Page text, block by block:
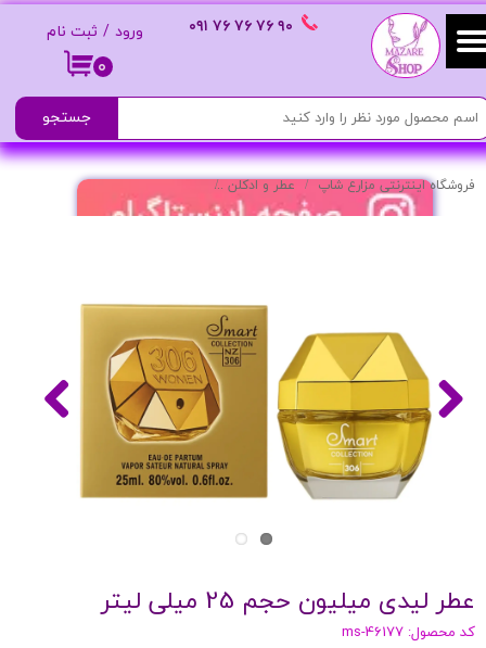
۰
ورود / ثبت نام
حساب کاربری من
تغییر گذر واژه
سفارشات
خروج از حساب کاربری
٩٠ ٧۶ ٧۶ ٧۶ ٠٩١
جستجو
فروشگاه اینترنتی مزارع شاپ عطر و ادکلن عطر لیدی میلیون حجم 25 میلی لیتر
عطر لیدی میلیون حجم 25 میلی لیتر
کد محصول: ms-46177